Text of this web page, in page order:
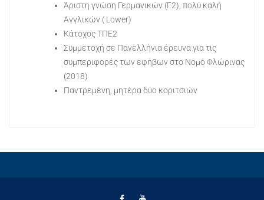
Άριστη γνώση Γερμανικών (Γ2), πολύ καλή
Αγγλικών ( Lower)
Κάτοχος ΤΠΕ2
Συμμετοχή σε Πανελλήνια έρευνα για τις
συμπεριφορές των εφήβων στο Νομό Φλώρινας
(2018)
Παντρεμένη, μητέρα δύο κοριτσιών